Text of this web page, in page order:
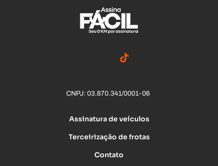
CNPJ: 03.870.341/0001-06
Assinatura de veículos
Terceirização de frotas
Contato